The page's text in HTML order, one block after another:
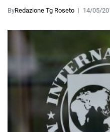
ByRedazione Tg Roseto 14/05/